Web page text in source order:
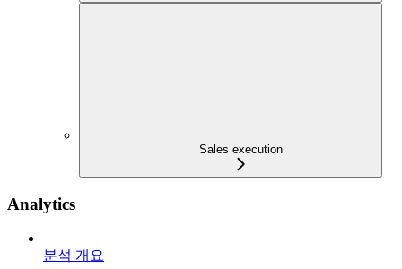
Sales execution
Analytics
분석 개요